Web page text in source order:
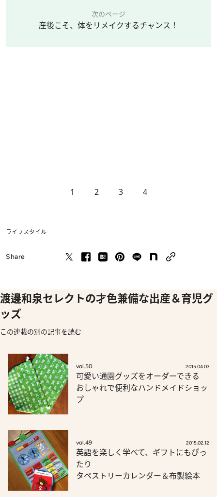
次のページ
産後こそ、体をリメイクするチャンス！
1 2 3 4
ライフスタイル
Share
渡邊和泉セレクトの才色兼備な出産＆育児グ
ッズ
この連載の別の記事を読む
vol.50 2015.04.03
可愛い通園グッズをオーダーできる
おしゃれで便利なハンドメイドショッ
プ
vol.49 2015.02.12
英語を楽しく学べて、ギフトにもぴっ
たり
タペストリーカレンダー＆布製絵本